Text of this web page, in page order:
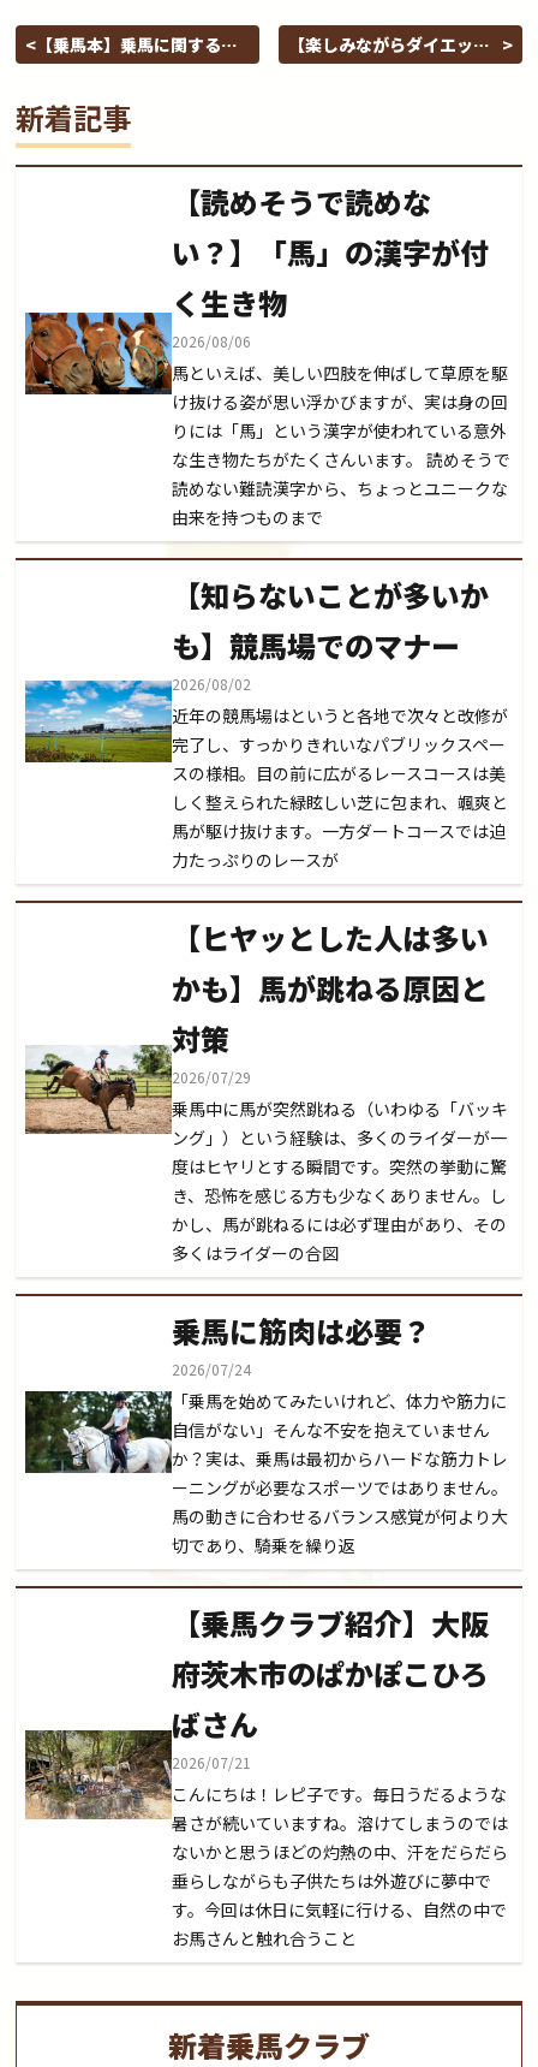
【乗馬本】乗馬に関する書
介！
【楽しみながらダイエッ
新着記事
【読めそうで読めな
い？】「馬」の漢字が付
く生き物
2026/08/06
馬といえば、美しい四肢を伸ばして草原を駆
け抜ける姿が思い浮かびますが、実は身の回
りには「馬」という漢字が使われている意外
な生き物たちがたくさんいます。 読めそうで
読めない難読漢字から、ちょっとユニークな
由来を持つものまで
【知らないことが多いか
も】競馬場でのマナー
2026/08/02
近年の競馬場はというと各地で次々と改修が
完了し、すっかりきれいなパブリックスペー
スの様相。目の前に広がるレースコースは美
しく整えられた緑眩しい芝に包まれ、颯爽と
馬が駆け抜けます。一方ダートコースでは迫
力たっぷりのレースが
【ヒヤッとした人は多い
かも】馬が跳ねる原因と
対策
2026/07/29
乗馬中に馬が突然跳ねる（いわゆる「バッキ
ング」）という経験は、多くのライダーが一
度はヒヤリとする瞬間です。突然の挙動に驚
き、恐怖を感じる方も少なくありません。し
かし、馬が跳ねるには必ず理由があり、その
多くはライダーの合図
乗馬に筋肉は必要？
2026/07/24
「乗馬を始めてみたいけれど、体力や筋力に
自信がない」そんな不安を抱えていません
か？実は、乗馬は最初からハードな筋力トレ
ーニングが必要なスポーツではありません。
馬の動きに合わせるバランス感覚が何より大
切であり、騎乗を繰り返
【乗馬クラブ紹介】大阪
府茨木市のぱかぽこひろ
ばさん
2026/07/21
こんにちは！レピ子です。毎日うだるような
暑さが続いていますね。溶けてしまうのでは
ないかと思うほどの灼熱の中、汗をだらだら
垂らしながらも子供たちは外遊びに夢中で
す。今回は休日に気軽に行ける、自然の中で
お馬さんと触れ合うこと
新着乗馬クラブ